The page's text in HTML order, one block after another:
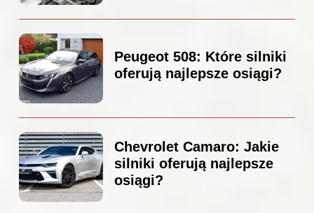
Peugeot 508: Które silniki
oferują najlepsze osiągi?
Chevrolet Camaro: Jakie
silniki oferują najlepsze
osiągi?